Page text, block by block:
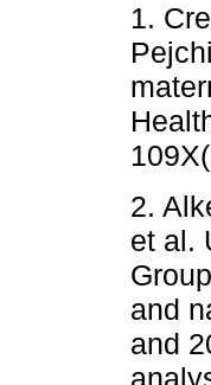
1.
2.
et al.
and
and